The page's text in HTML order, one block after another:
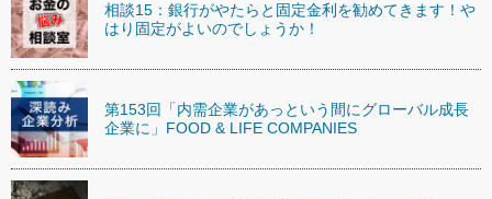
相談15：銀行がやたらと固定金利を勧めてきます！や
はり固定がよいのでしょうか！
第153回「内需企業があっという間にグローバル成長
企業に」FOOD & LIFE COMPANIES